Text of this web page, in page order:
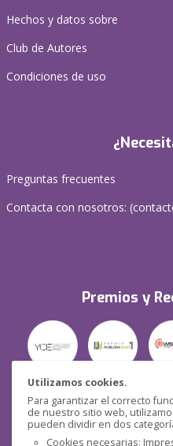
Utilizamos cookies.
Para garantizar el correcto
de nuestro sitio web,
pueden dividir en dos
Cookies necesarias:
Hechos y datos sobre
Club de Autores
Condiciones de uso
Preguntas frecuentes
Contacta con nosotros: (
Premios y